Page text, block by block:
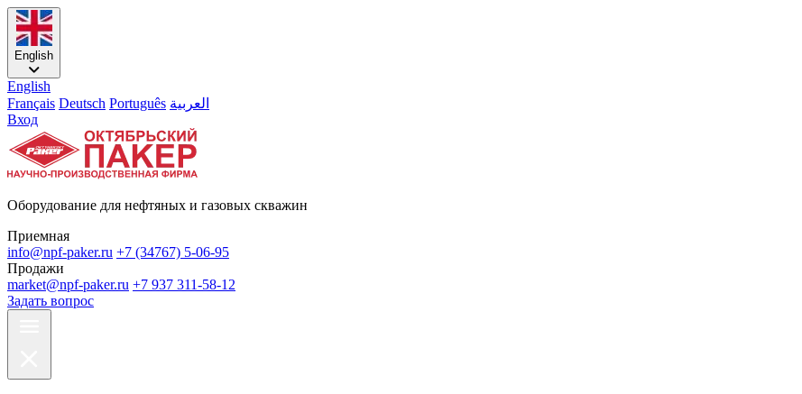
English
English
Français Deutsch Português العربية
Вход
Оборудование для нефтяных и газовых скважин
Приемная
info@npf-paker.ru +7 (34767) 5-06-95
Продажи
market@npf-paker.ru +7 937 311-58-12
Задать вопрос